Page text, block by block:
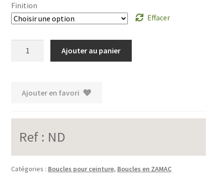
Finition
Effacer
Ajouter au panier
Ajouter en favori
Ref : ND
Catégories : Boucles pour ceinture, Boucles en ZAMAC